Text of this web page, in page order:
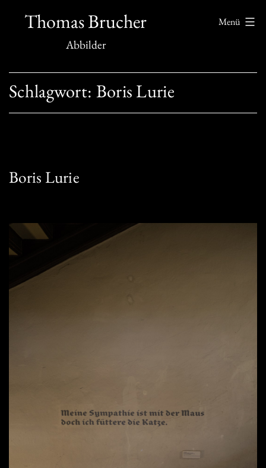
InhaltThomas Brucher
Abbilder
Menü
Schlagwort: Boris Lurie
Boris Lurie